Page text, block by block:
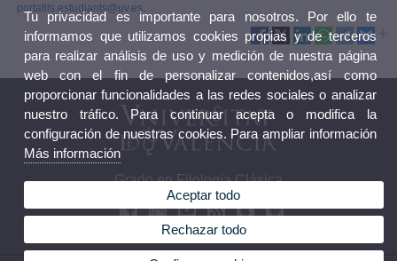
portatils.estudiants@uv.es.
Grado en Filología Clásica
Tu privacidad es importante para nosotros. Por ello te
informamos que utilizamos cookies propias y de terceros
para realizar análisis de uso y medición de nuestra página
web con el fin de personalizar contenidos,así como
proporcionar funcionalidades a las redes sociales o analizar
nuestro tráfico. Para continuar acepta o modifica la
configuración de nuestras cookies. Para ampliar información
Más información
Aceptar todo
Rechazar todo